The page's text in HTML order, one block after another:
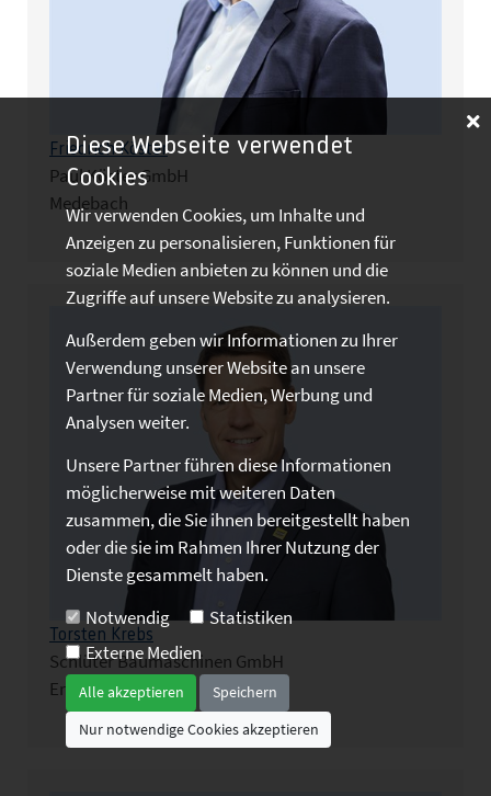
Friedrich Köster
Paul Köster GmbH
Medebach
Torsten Krebs
Schlüter Baumaschinen GmbH
Erwitte
Diese Webseite verwendet
Cookies
Wir verwenden Cookies, um Inhalte und
Anzeigen zu personalisieren, Funktionen für
soziale Medien anbieten zu können und die
Zugriffe auf unsere Website zu analysieren.
Außerdem geben wir Informationen zu Ihrer
Verwendung unserer Website an unsere
Partner für soziale Medien, Werbung und
Analysen weiter.
Unsere Partner führen diese Informationen
möglicherweise mit weiteren Daten
zusammen, die Sie ihnen bereitgestellt haben
oder die sie im Rahmen Ihrer Nutzung der
Dienste gesammelt haben.
Notwendig
Statistiken
Externe Medien
Alle akzeptieren
Speichern
Nur notwendige Cookies akzeptieren